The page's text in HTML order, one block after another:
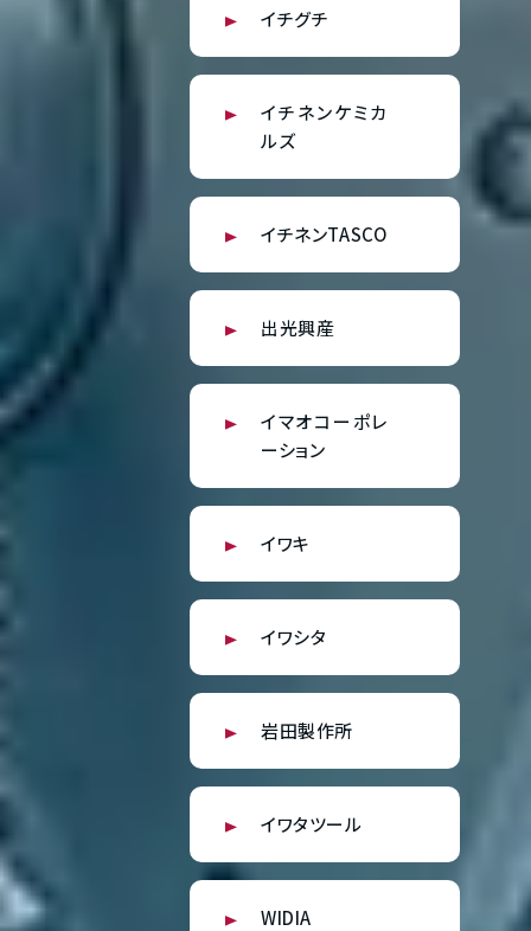
イチグチ
イチネンケミカ
ルズ
イチネンTASCO
出光興産
イマオコーポレ
ーション
イワキ
イワシタ
岩田製作所
イワタツール
WIDIA